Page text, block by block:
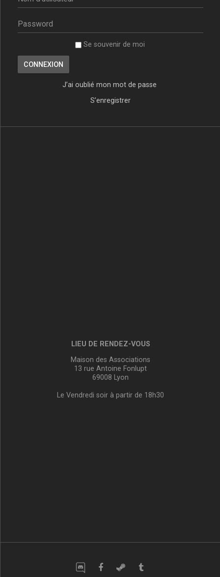
Se souvenir de moi
J’ai oublié mon mot de passe
S’enregistrer
LIEU DE RENDEZ-VOUS
Maison des Associations
13 rue Antoine Fonlupt
69008 Lyon
Le Vendredi soir à partir de 18h30